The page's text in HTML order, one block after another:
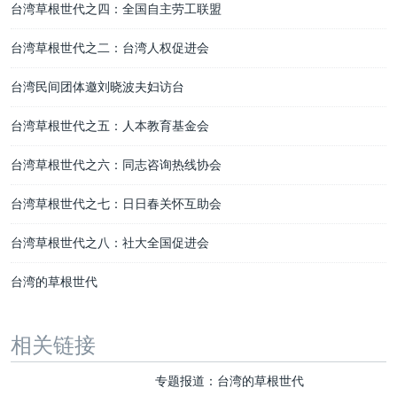
台湾草根世代之四：全国自主劳工联盟
台湾草根世代之二：台湾人权促进会
台湾民间团体邀刘晓波夫妇访台
台湾草根世代之五：人本教育基金会
台湾草根世代之六：同志咨询热线协会
台湾草根世代之七：日日春关怀互助会
台湾草根世代之八：社大全国促进会
台湾的草根世代
相关链接
专题报道：台湾的草根世代